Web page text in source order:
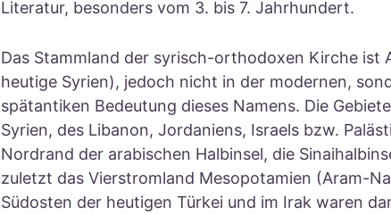
Literatur, besonders vom 3. bis 7. Jahrhundert.
Das Stammland der syrisch-orthodoxen Kirche ist
heutige Syrien), jedoch nicht in der modernen,
spätantiken Bedeutung dieses Namens. Die
Syrien, des Libanon, Jordaniens, Israels bzw.
Nordrand der arabischen Halbinsel, die
zuletzt das Vierstromland Mesopotamien (Aram-
Südosten der heutigen Türkei und im Irak waren